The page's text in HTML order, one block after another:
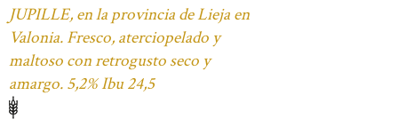
JUPILLE, en la provincia de Lieja en
Valonia. Fresco, aterciopelado y
maltoso con retrogusto seco y
amargo. 5,2% Ibu 24,5